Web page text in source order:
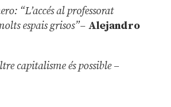
“L’accés al professorat
espais grisos”– Alejandro
capitalisme és possible –